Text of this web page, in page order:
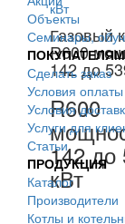
Газовый
R600
142 до
R600
142 до
кВт
Объекты
Семинары,
ПОКУПАТЕЛЯМ
Сделать заказ
Условия оплаты
Условия
Услуги для
Статьи
ПРОДУКЦИЯ
Каталог
Производители
Котлы и